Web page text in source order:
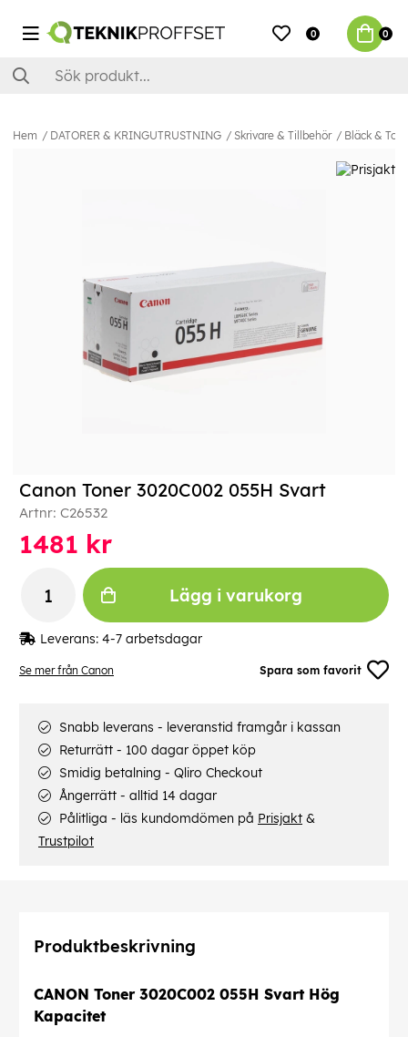
0 0
Hem DATORER & KRINGUTRUSTNING Skrivare & Tillbehör Bläck &
Se mer från Canon Spara som favorit
Canon Toner 3020C002 055H Svart
Artnr: C26532
1481 kr
Lägg i varukorg
Leverans: 4-7 arbetsdagar
Snabb leverans - leveranstid framgår i kassan
Returrätt - 100 dagar öppet köp
Smidig betalning - Qliro Checkout
Ångerrätt - alltid 14 dagar
Pålitliga - läs kundomdömen på Prisjakt &
Trustpilot
Produktbeskrivning
CANON Toner 3020C002 055H Svart Hög
Kapacitet